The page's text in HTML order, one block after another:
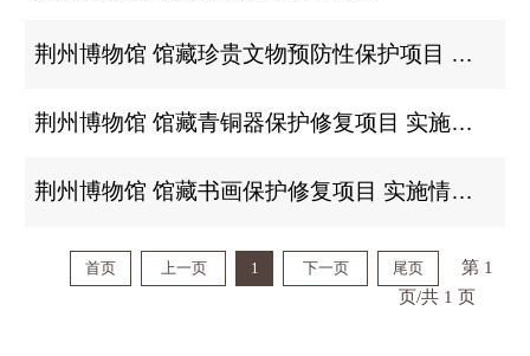
荆州博物馆 馆藏珍贵文物预防性保护项目 实施情况汇报
荆州博物馆 馆藏青铜器保护修复项目 实施情况汇报
荆州博物馆 馆藏书画保护修复项目 实施情况汇报
首页 上一页 1 下一页 尾页
第 1
页/共 1 页